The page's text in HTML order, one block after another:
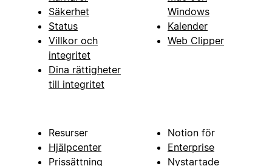
Säkerhet
Status
Villkor och
integritet
Dina rättigheter
till integritet
Windows
Kalender
Web Clipper
Resurser
Hjälpcenter
Prissättning
Notion för
Enterprise
Nystartade